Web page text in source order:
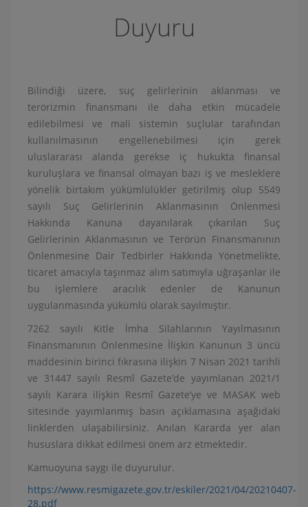
Duyuru
Bilindiği üzere, suç gelirlerinin aklanması ve
terörizmin finansmanı ile daha etkin mücadele
edilebilmesi ve mali sistemin suçlular tarafından
kullanılmasının engellenebilmesi için gerek
uluslararası alanda gerekse iç hukukta finansal
kuruluşlara ve finansal olmayan bazı iş ve mesleklere
yönelik birtakım yükümlülükler getirilmiş olup 5549
sayılı Suç Gelirlerinin Aklanmasının Önlenmesi
Hakkında Kanuna dayanılarak çıkarılan Suç
Gelirlerinin Aklanmasının ve Terörün Finansmanının
Önlenmesine Dair Tedbirler Hakkında Yönetmelikte,
ticaret amacıyla taşınmaz alım satımıyla uğraşanlar ile
bu işlemlere aracılık edenler de Kanunun
uygulanmasında yükümlü olarak sayılmıştır.
7262 sayılı Kitle İmha Silahlarının Yayılmasının
Finansmanının Önlenmesine İlişkin Kanunun 3 üncü
maddesinin birinci fıkrasına ilişkin 7 Nisan 2021 tarihli
ve 31447 sayılı Resmî Gazete’de yayımlanan 2021/1
sayılı Karara ilişkin Resmî Gazete’ye ve MASAK web
sitesinde yayımlanmış basın açıklamasına aşağıdaki
linklerden ulaşabilirsiniz. Anılan Kararda yer alan
hususlara dikkat edilmesi önem arz etmektedir.
Kamuoyuna saygı ile duyurulur.
https://www.resmigazete.gov.tr/eskiler/2021/04/20210407-
28.pdf